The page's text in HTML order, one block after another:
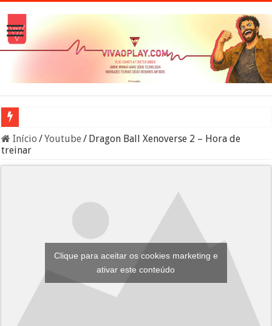
Início /Youtube / Dragon Ball Xenoverse 2 – Hora de
treinar
Clique para aceitar os cookies marketing e
ativar este conteúdo